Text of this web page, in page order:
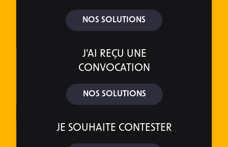
NOS SOLUTIONS
J’AI REÇU UNE
CONVOCATION
NOS SOLUTIONS
JE SOUHAITE CONTESTER